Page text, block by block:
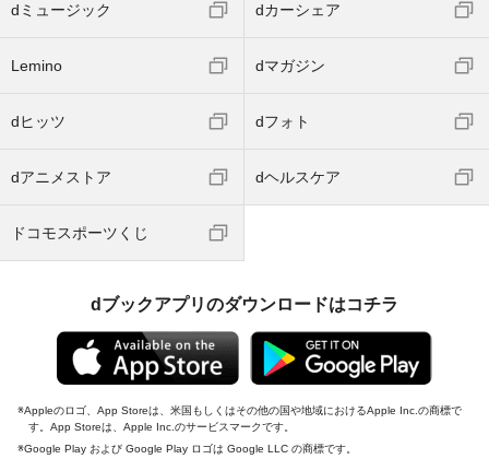
dミュージック dカーシェア
Lemino dマガジン
dヒッツ dフォト
dアニメストア dヘルスケア
ドコモスポーツくじ
dブックアプリのダウンロードはコチラ
Appleのロゴ、App Storeは、米国もしくはその他の国や地域におけるApple Inc.の商標で
す。App Storeは、Apple Inc.のサービスマークです。
Google Play および Google Play ロゴは Google LLC の商標です。